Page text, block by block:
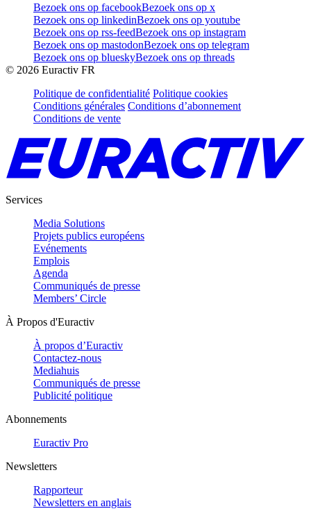
Bezoek ons op facebookBezoek ons op x
Bezoek ons op linkedinBezoek ons op youtube
Bezoek ons op rss-feedBezoek ons op instagram
Bezoek ons op mastodonBezoek ons op telegram
Bezoek ons op blueskyBezoek ons op threads
© 2026 Euractiv FR
Politique de confidentialité Politique cookies
Conditions générales Conditions d’abonnement
Conditions de vente
Services
Media Solutions
Projets publics européens
Evénements
Emplois
Agenda
Communiqués de presse
Members’ Circle
À Propos d'Euractiv
À propos d’Euractiv
Contactez-nous
Mediahuis
Communiqués de presse
Publicité politique
Abonnements
Euractiv Pro
Newsletters
Rapporteur
Newsletters en anglais